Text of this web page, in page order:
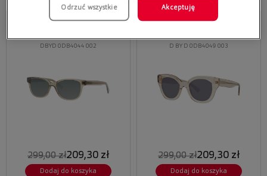
DBYD 0DB4044 002
D BY D
299,00 zł209,30 zł
Dodaj do koszyka
wirtualnie
D BY D 0DB4049 003
D BY D
299,00 zł209,30 zł
Dodaj do koszyka
Odrzuć wszystkie Akceptuję